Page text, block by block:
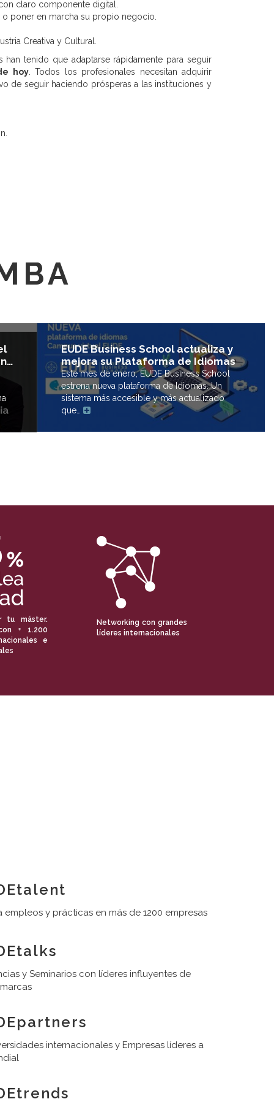
claro componente digital.
poner en marcha su propio negocio.
Creativa y Cultural.
tenido que adaptarse rápidamente para seguir
hoy. Todos los profesionales necesitan adquirir
de seguir haciendo prósperas a las instituciones y
EUDE Business School actualiza y
mejora su Plataforma de Idiomas
Este mes de enero, EUDE Business School
estrena nueva plataforma de Idiomas. Un
sistema más accesible y más actualizado
que…
tu máster.
+ 1.200
e
Networking con grandes
líderes internacionales
empleos y prácticas en más de 1200 empresas
y Seminarios con líderes influyentes de
internacionales y Empresas líderes a